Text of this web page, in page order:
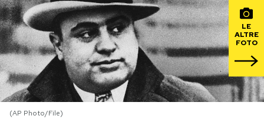
PODCAST
NEWSLETTER
LE
ALTRE
FOTO
(AP Photo/File)